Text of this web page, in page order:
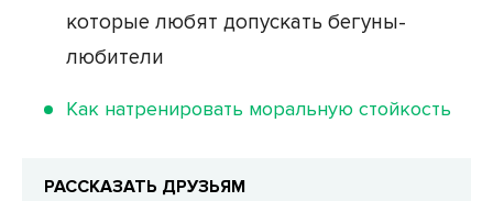
которые любят допускать бегуны-
любители
Как натренировать моральную стойкость
РАССКАЗАТЬ ДРУЗЬЯМ